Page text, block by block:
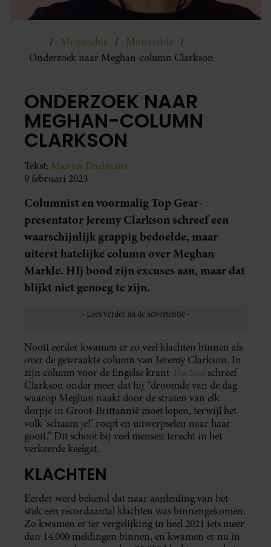
Monarchie
Monarchie
Onderzoek naar Meghan-column Clarkson
ONDERZOEK NAAR
MEGHAN-COLUMN
CLARKSON
Tekst: Manon Daelmans
9 februari 2023
Columnist en voormalig Top Gear-
presentator Jeremy Clarkson schreef een
waarschijnlijk grappig bedoelde, maar
uiterst hatelijke column over Meghan
Markle. HIj bood zijn excuses aan, maar dat
blijkt niet genoeg te zijn.
Nooit eerder kwamen er zo veel klachten binnen als
over de gewraakte column van Jeremy Clarkson. In
zijn column voor de Engelse krant The Sun schreef
Clarkson onder meer dat hij “droomde van de dag
waarop Meghan naakt door de straten van elk
dorpje in Groot-Brittannië moet lopen, terwijl het
volk ‘schaam je!’ roept en uitwerpselen naar haar
gooit.” Dit schoot bij veel mensen terecht in het
verkeerde keelgat.
KLACHTEN
Eerder werd bekend dat naar aanleiding van het
stuk een recordaantal klachten was binnengekomen.
Zo kwamen er ter vergelijking in heel 2021 iets meer
dan 14.000 meldingen binnen, en kwamen er nu in